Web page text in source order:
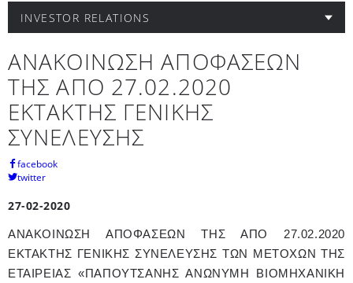
INVESTOR RELATIONS
ΑΝΑΚΟΙΝΩΣΗ ΑΠΟΦΑΣΕΩΝ
ΤΗΣ ΑΠΟ 27.02.2020
ΕΚΤΑΚΤΗΣ ΓΕΝΙΚΗΣ
ΣΥΝΕΛΕΥΣΗΣ
facebook
twitter
27-02-2020
ΑΝΑΚΟΙΝΩΣΗ ΑΠΟΦΑΣΕΩΝ ΤΗΣ ΑΠΟ 27.02.2020
ΕΚΤΑΚΤΗΣ ΓΕΝΙΚΗΣ ΣΥΝΕΛΕΥΣΗΣ ΤΩΝ ΜΕΤΟΧΩΝ ΤΗΣ
ΕΤΑΙΡΕΙΑΣ «ΠΑΠΟΥΤΣΑΝΗΣ ΑΝΩΝΥΜΗ ΒΙΟΜΗΧΑΝΙΚΗ